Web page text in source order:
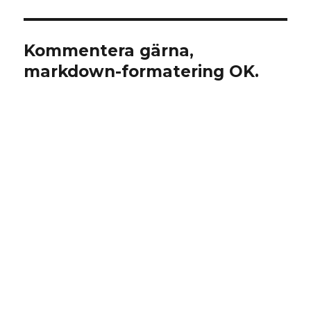
Kommentera gärna,
markdown-formatering OK.